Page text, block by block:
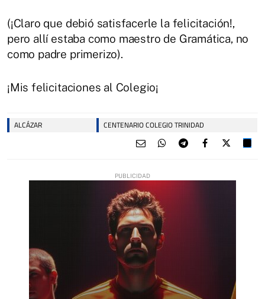
(¡Claro que debió satisfacerle la felicitación!,
pero allí estaba como maestro de Gramática, no
como padre primerizo). ​​
¡Mis felicitaciones al Colegio¡
ALCÁZAR CENTENARIO COLEGIO TRINIDAD